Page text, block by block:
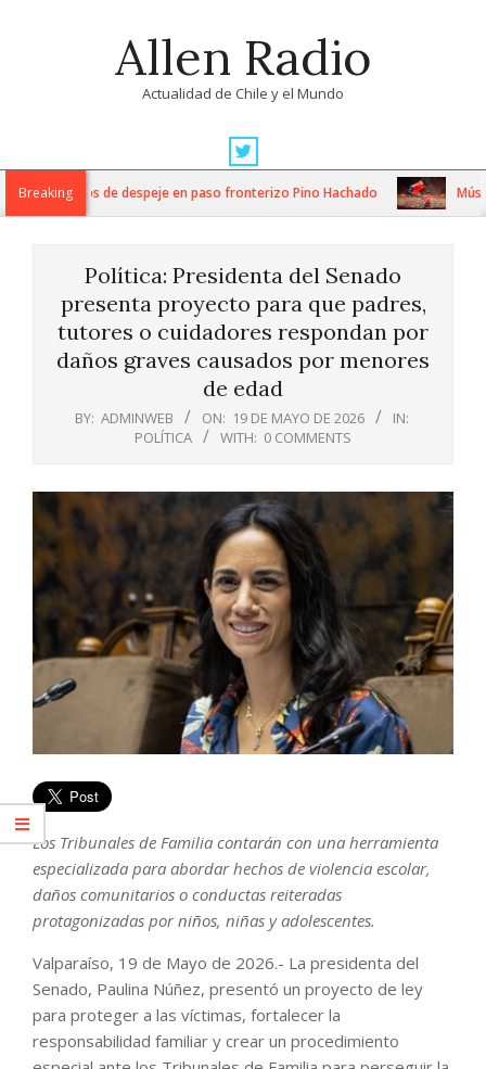
Allen Radio
Actualidad de Chile y el Mundo
Navigation
MenuBreaking
trabajos de despeje en paso fronterizo Pino Hachado
Política: Presidenta del Senado
presenta proyecto para que padres,
tutores o cuidadores respondan por
daños graves causados por menores
de edad
BY: ADMINWEB ON: 19 DE MAYO DE 2026
IN:
POLÍTICA
WITH: 0 COMMENTS
Los Tribunales de Familia contarán con una herramienta
especializada para abordar hechos de violencia escolar,
daños comunitarios o conductas reiteradas
protagonizadas por niños, niñas y adolescentes.
Valparaíso, 19 de Mayo de 2026.- La presidenta del
Senado, Paulina Núñez, presentó un proyecto de ley
para proteger a las víctimas, fortalecer la
responsabilidad familiar y crear un procedimiento